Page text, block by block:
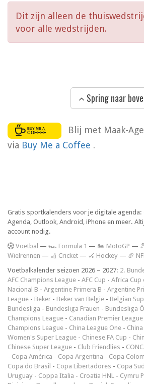
Dit zijn alleen de
voor alle wedstrijden.
Spring naar
Blij met Maak-
via Buy Me a Coffee .
Gratis sportkalenders voor je digitale agenda:
Agenda, Outlook, Android, iPhone en meer.
account nodig.
Voetbal — 🏎️ Formula 1 — 🏍 MotoGP —
Wielrennen — 🏏 Cricket — 🏑 Hockey — 🏈
Voetbalkalender seizoen 2026 – 2027: 2.
AFC Champions League - AFC Cup - Africa Cup
Nacional B - Argentine Primera B - Argentine
League - Beker - Beker van België - Belgian
Bundesliga - Bundesliga Frauen - Bundesliga
Champions League - Canadian Premier League
Champions League - China League One -
Women's Super League - Chinese FA Cup -
Chinese Super League - Club Friendlies -
- Copa América - Copa Argentina - Copa
Copa do Brasil - Copa Libertadores - Copa
Uruguay - Coppa Italia - Croatia HNL - Cymru